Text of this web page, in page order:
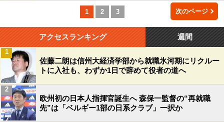
1 2 3 次のページ
アクセスランキング 週間
佐藤二朗は信州大経済学部から就職氷河期にリクルー
トに入社も、わずか1日で辞めて役者の道へ
1
欧州初の日本人指揮官誕生へ 森保一監督の“再就職
先”は「ベルギー1部の日系クラブ」一択か
2